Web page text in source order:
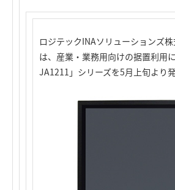
ロジテックINAソリューションズ
は、産業・業務用向けの据置利用
JA1211」シリーズを5月上旬より